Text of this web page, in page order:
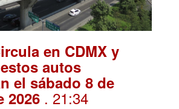
en CDMX y
autos
el sábado 8 de
2026 . 21:34